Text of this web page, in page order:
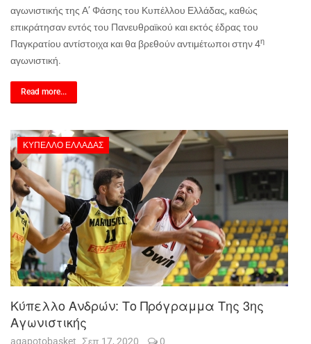
αγωνιστικής της Α’ Φάσης του Κυπέλλου Ελλάδας, καθώς
επικράτησαν εντός του Πανευθραϊκού και εκτός έδρας του
Παγκρατίου αντίστοιχα και θα βρεθούν αντιμέτωποι στην 4η
αγωνιστική.
Read more...
ΚΎΠΕΛΛΟ ΕΛΛΆΔΑΣ
Κύπελλο Ανδρών: Το Πρόγραμμα Της 3ης
Αγωνιστικής
agapotobasket Σεπ 17, 2020 0